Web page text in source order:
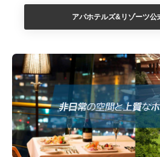
アパホテルズ&リゾーツ公